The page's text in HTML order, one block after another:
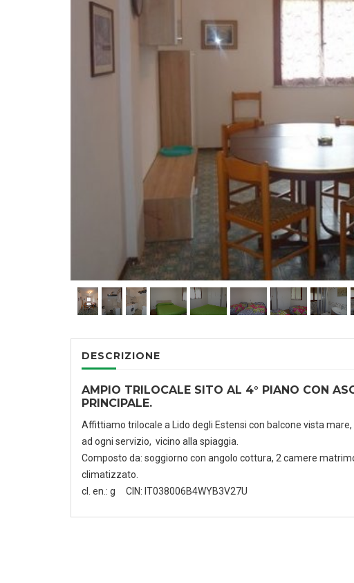
DESCRIZIONE
AMPIO TRILOCALE SITO AL 4° PIANO CON
PRINCIPALE.
Affittiamo trilocale a Lido degli Estensi con balcone vista
ad ogni servizio, vicino alla spiaggia.
Composto da: soggiorno con angolo cottura, 2 camere
climatizzato.
cl. en.: g CIN: IT038006B4WYB3V27U